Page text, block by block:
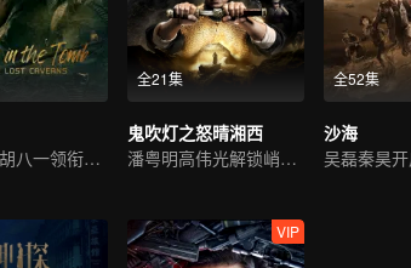
潘粤明版胡八一领衔新冒险
全21集
鬼吹灯之怒晴湘西
潘粤明高伟光解锁峭壁悬棺
全52集
沙海
吴磊秦昊
VIP